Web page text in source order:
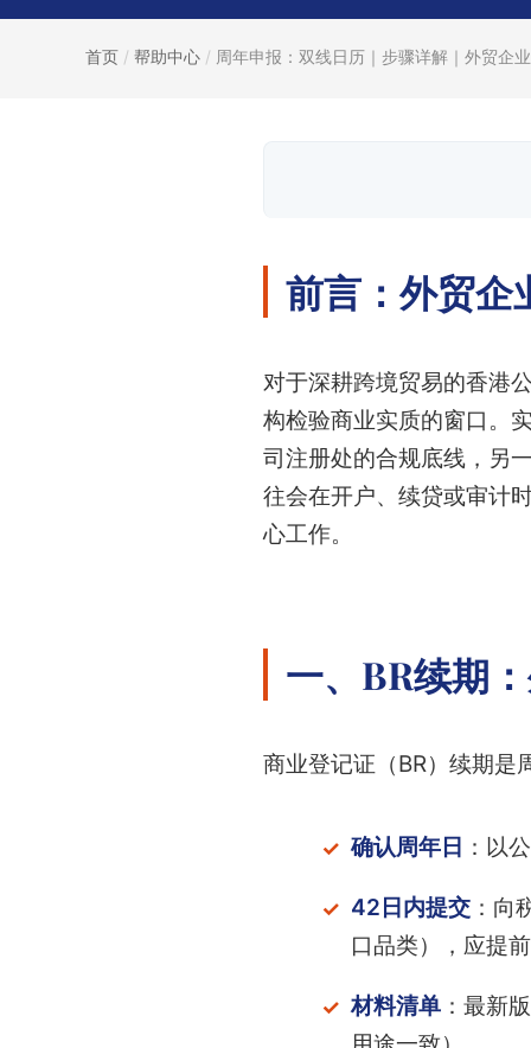
首页 / 帮助中心 / 周年申报：双线日历｜步骤详解｜外贸企
前言：外贸企
对于深耕跨境贸易的香港
构检验商业实质的窗口。
司注册处的合规底线，另
往会在开户、续贷或审计
心工作。
一、BR续期
商业登记证（BR）续期是
确认周年日 ：以
42日内提交：向
口品类），应提
材料清单：最新